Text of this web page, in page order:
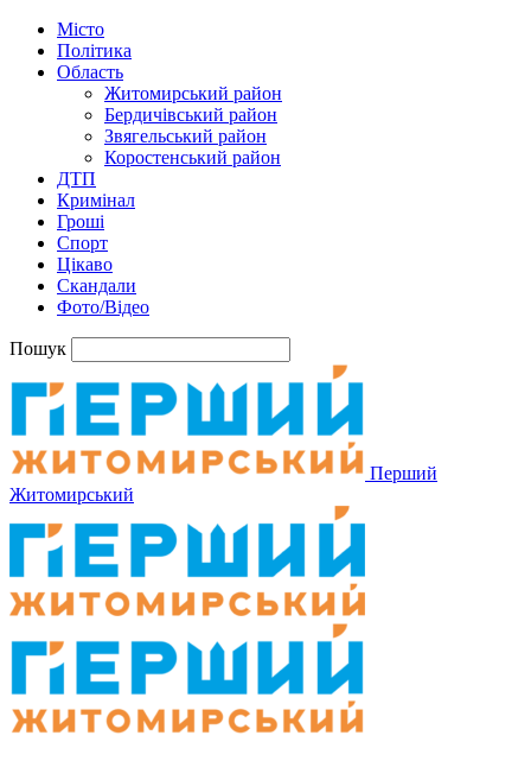
Місто
Політика
Область
Житомирський район
Бердичівський район
Звягельський район
Коростенський район
ДТП
Кримінал
Гроші
Спорт
Цікаво
Скандали
Фото/Відео
Пошук
Перший
Житомирський